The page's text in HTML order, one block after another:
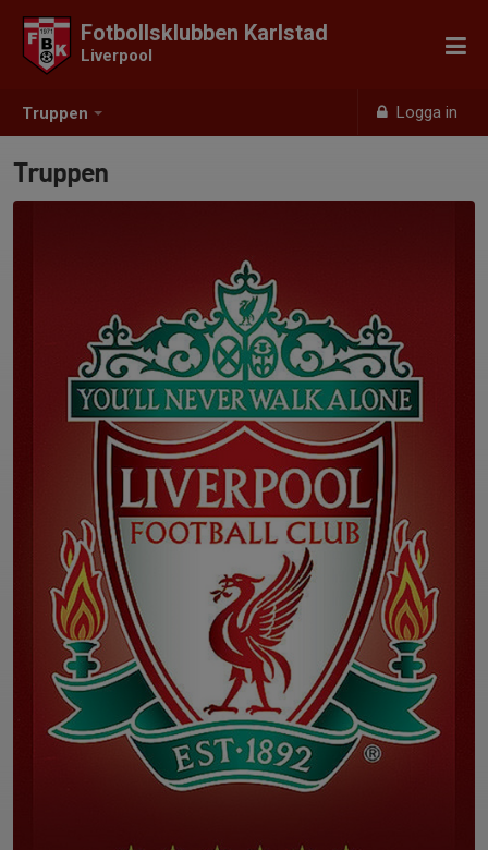
Truppen Logga in
Fotbollsklubben Karlstad
Liverpool
Truppen